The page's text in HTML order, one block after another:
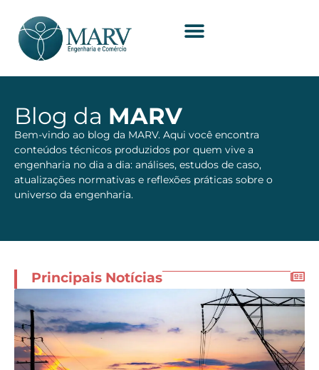
Blog da MARV
Bem-vindo ao blog da MARV. Aqui você encontra
conteúdos técnicos produzidos por quem vive a
engenharia no dia a dia: análises, estudos de caso,
atualizações normativas e reflexões práticas sobre o
universo da engenharia.
Principais Notícias